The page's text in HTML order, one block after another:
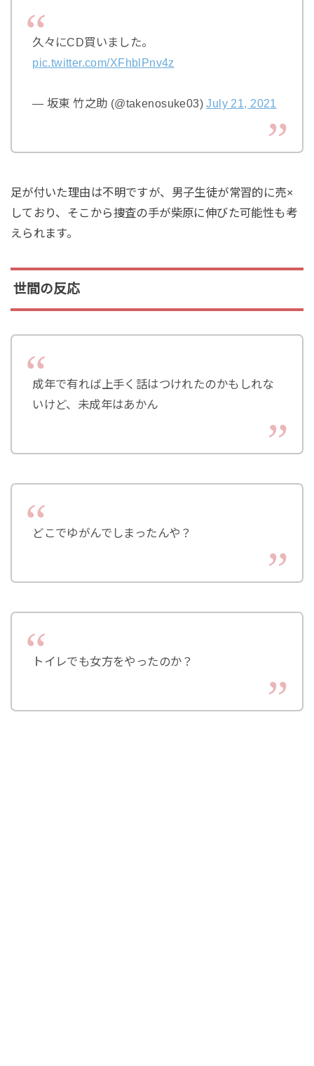
久々にCD買いました。
pic.twitter.com/XFhblPnv4z
— 坂東 竹之助 (@takenosuke03)July 21, 2021
足が付いた理由は不明ですが、男子生徒が常習的に売×
しており、そこから捜査の手が柴原に伸びた可能性も考
えられます。
世間の反応
成年で有れば上手く話はつけれたのかもしれな
いけど、未成年はあかん
どこでゆがんでしまったんや？
トイレでも女方をやったのか？